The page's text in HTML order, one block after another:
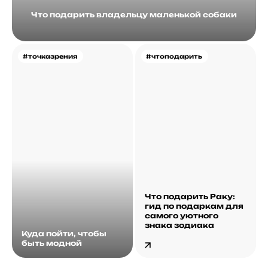
Что подарить владельцу маленькой собаки
#точказрения
Куда пойти, чтобы
быть модной
#чтоподарить
Что подарить Раку:
гид по подаркам для
самого уютного
знака зодиака